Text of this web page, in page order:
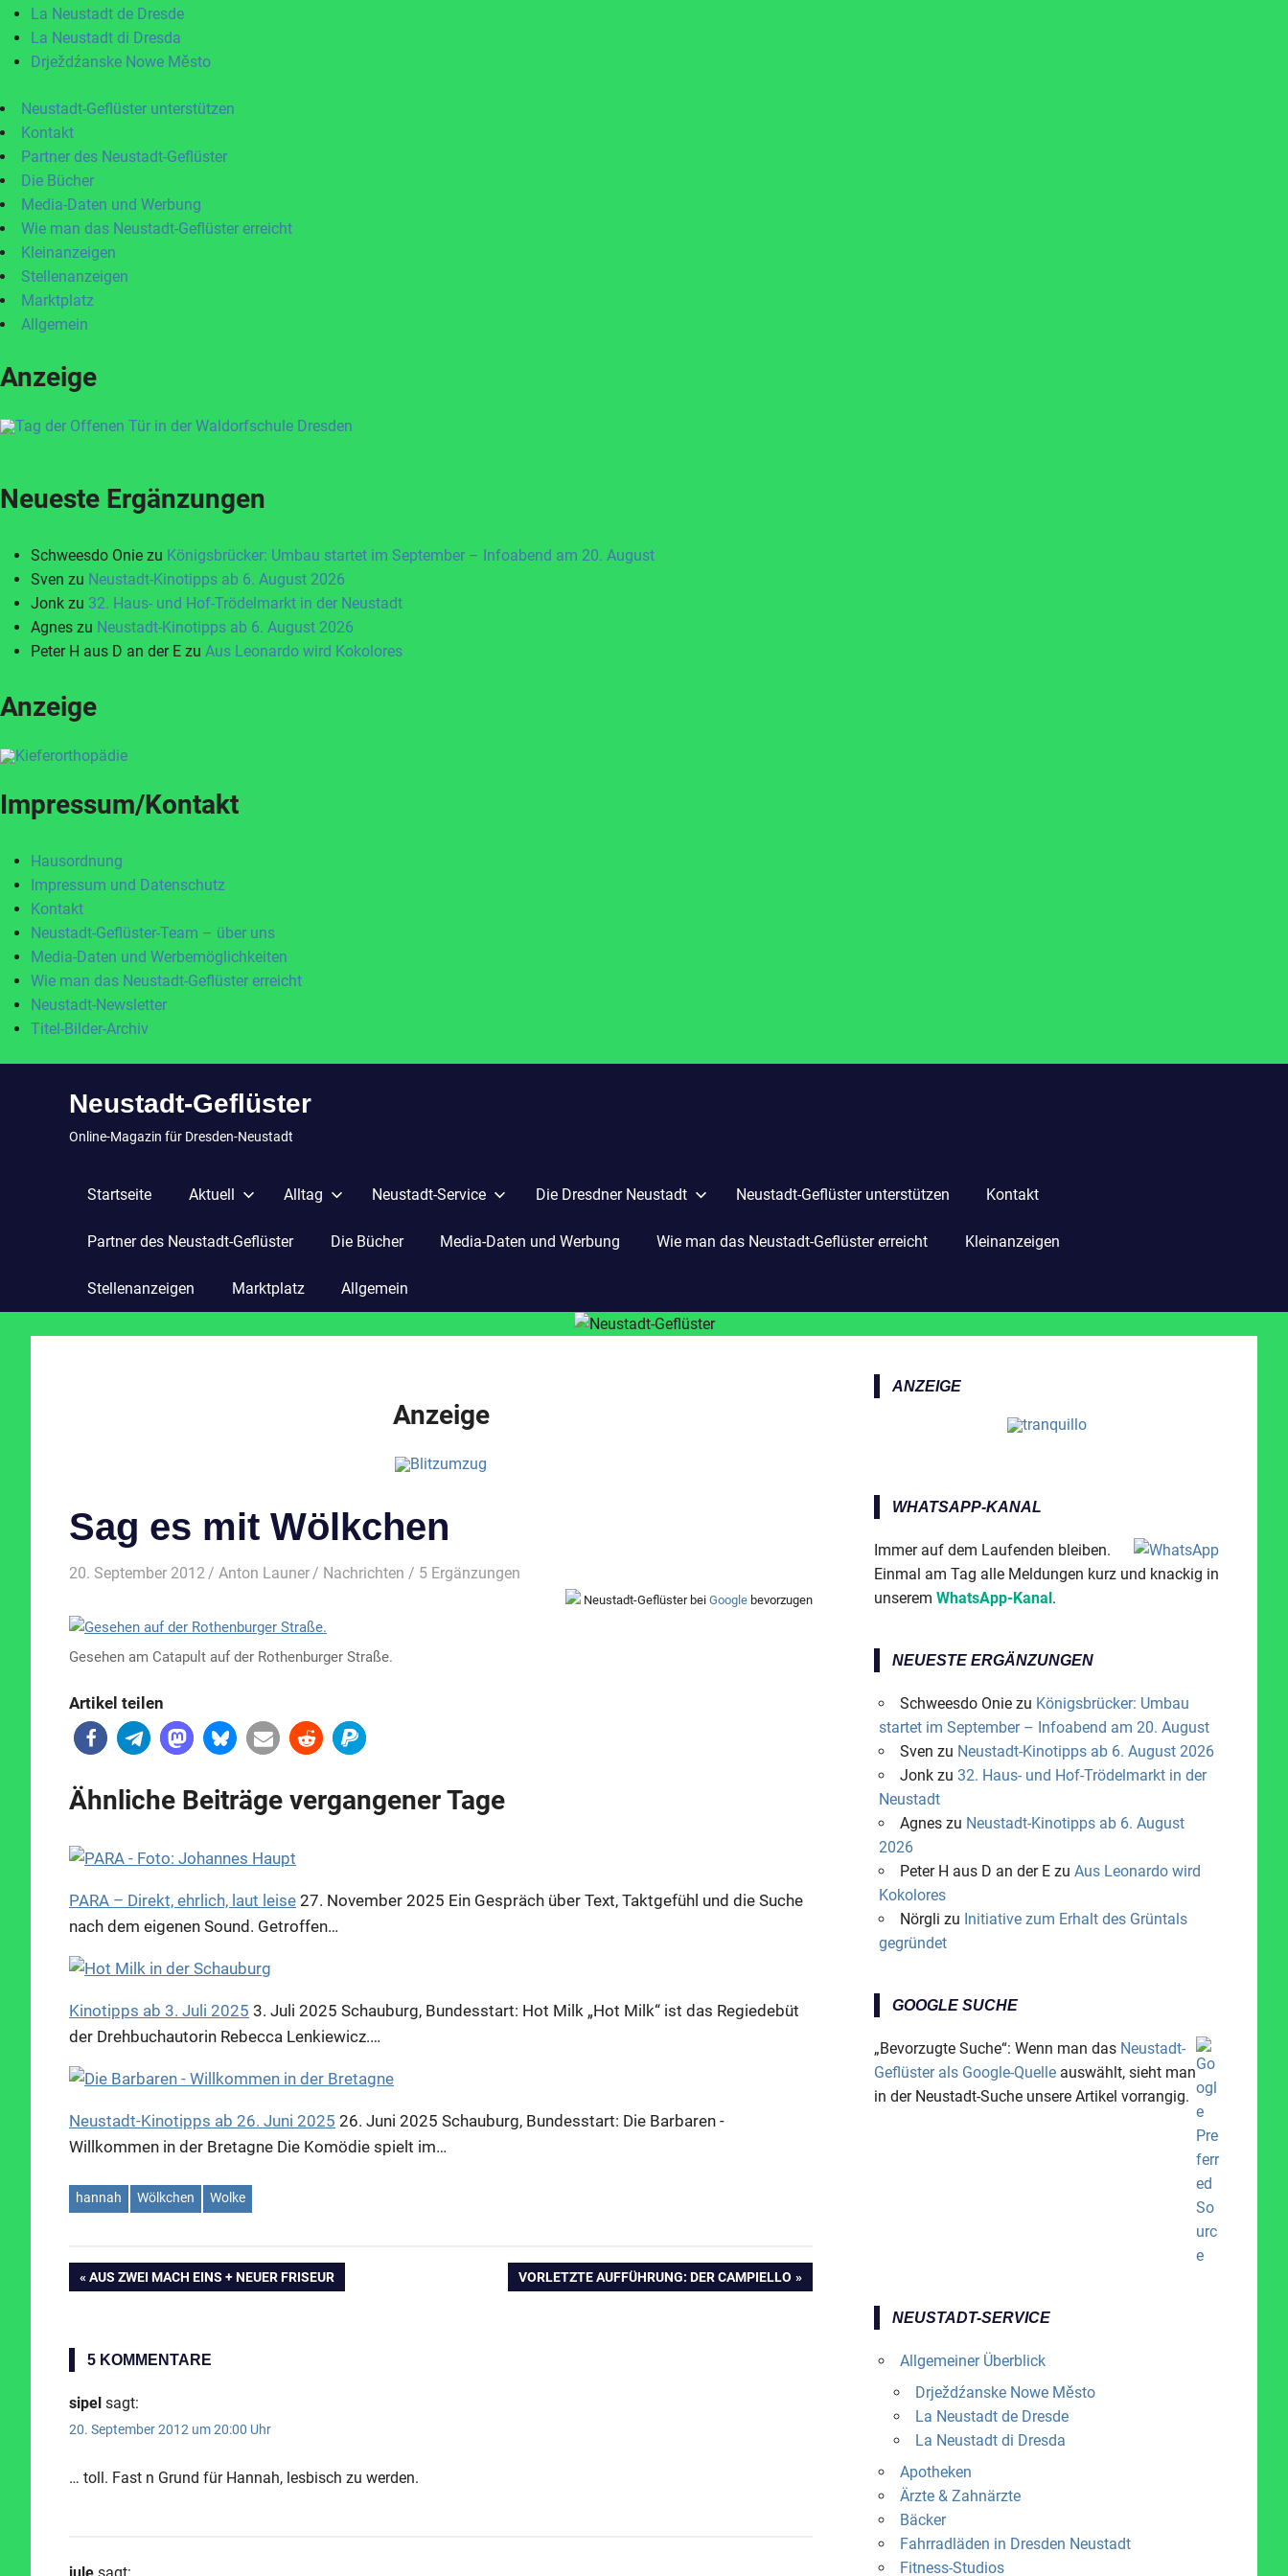
La Neustadt de Dresde
La Neustadt di Dresda
Drježdźanske Nowe Město
Neustadt-Geflüster unterstützen
Kontakt
Partner des Neustadt-Geflüster
Die Bücher
Media-Daten und Werbung
Wie man das Neustadt-Geflüster erreicht
Kleinanzeigen
Stellenanzeigen
Marktplatz
Allgemein
Anzeige
Neueste Ergänzungen
Schweesdo Onie zu Königsbrücker: Umbau startet im September – Infoabend am 20. August
Sven zu Neustadt-Kinotipps ab 6. August 2026
Jonk zu 32. Haus- und Hof-Trödelmarkt in der Neustadt
Agnes zu Neustadt-Kinotipps ab 6. August 2026
Peter H aus D an der E zu Aus Leonardo wird Kokolores
Anzeige
Impressum/Kontakt
Hausordnung
Impressum und Datenschutz
Kontakt
Neustadt-Geflüster-Team – über uns
Media-Daten und Werbemöglichkeiten
Wie man das Neustadt-Geflüster erreicht
Neustadt-Newsletter
Titel-Bilder-Archiv
Neustadt-Geflüster
Online-Magazin für Dresden-Neustadt
Startseite Aktuell Alltag Neustadt-Service Die Dresdner Neustadt Neustadt-Geflüster unterstützen Kontakt
Partner des Neustadt-Geflüster Die Bücher Media-Daten und Werbung Wie man das Neustadt-Geflüster erreicht Kleinanzeigen
Stellenanzeigen Marktplatz Allgemein
Anzeige
Sag es mit Wölkchen
20. September 2012 Anton Launer Nachrichten / 5 Ergänzungen
Neustadt-Geflüster bei Google bevorzugen
Gesehen am Catapult auf der Rothenburger Straße.
Artikel teilen
Ähnliche Beiträge vergangener Tage
PARA – Direkt, ehrlich, laut leise 27. November 2025 Ein Gespräch über Text, Taktgefühl und die Suche
nach dem eigenen Sound. Getroffen…
Kinotipps ab 3. Juli 2025 3. Juli 2025 Schauburg, Bundesstart: Hot Milk „Hot Milk“ ist das Regiedebüt
der Drehbuchautorin Rebecca Lenkiewicz.…
Neustadt-Kinotipps ab 26. Juni 2025 26. Juni 2025 Schauburg, Bundesstart: Die Barbaren -
Willkommen in der Bretagne Die Komödie spielt im…
hannah Wölkchen Wolke
VORHERIGER
AUS ZWEI MACH EINS + NEUER FRISEUR
NÄCHSTER
VORLETZTE AUFFÜHRUNG: DER CAMPIELLO
5 KOMMENTARE
sipel sagt:
20. September 2012 um 20:00 Uhr
… toll. Fast n Grund für Hannah, lesbisch zu werden.
ANZEIGE
WHATSAPP-KANAL
Immer auf dem Laufenden bleiben.
Einmal am Tag alle Meldungen kurz und knackig in
unserem WhatsApp-Kanal.
NEUESTE ERGÄNZUNGEN
Schweesdo Oniezu Königsbrücker: Umbau
startet im September – Infoabend am 20. August
Sven zu Neustadt-Kinotipps ab 6. August 2026
Jonkzu 32. Haus- und Hof-Trödelmarkt in der
Neustadt
Agneszu Neustadt-Kinotipps ab 6. August
2026
Peter H aus D an der Ezu Aus Leonardo wird
Kokolores
Nörgli zu Initiative zum Erhalt des Grüntals
gegründet
GOOGLE SUCHE
„Bevorzugte Suche“: Wenn man das Neustadt-
Geflüster als Google-Quelle auswählt, sieht man
in der Neustadt-Suche unsere Artikel vorrangig.
NEUSTADT-SERVICE
Allgemeiner Überblick
Drježdźanske Nowe Město
La Neustadt de Dresde
La Neustadt di Dresda
Apotheken
Ärzte & Zahnärzte
Bäcker
Fahrradläden in Dresden Neustadt
Fitness-Studios